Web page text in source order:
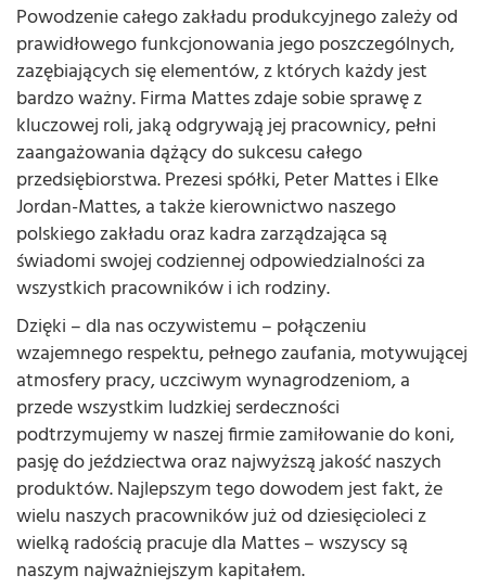
Powodzenie całego zakładu produkcyjnego zależy od
prawidłowego funkcjonowania jego poszczególnych,
zazębiających się elementów, z których każdy jest
bardzo ważny. Firma Mattes zdaje sobie sprawę z
kluczowej roli, jaką odgrywają jej pracownicy, pełni
zaangażowania dążący do sukcesu całego
przedsiębiorstwa. Prezesi spółki, Peter Mattes i Elke
Jordan-Mattes, a także kierownictwo naszego
polskiego zakładu oraz kadra zarządzająca są
świadomi swojej codziennej odpowiedzialności za
wszystkich pracowników i ich rodziny.
Dzięki – dla nas oczywistemu – połączeniu
wzajemnego respektu, pełnego zaufania, motywującej
atmosfery pracy, uczciwym wynagrodzeniom, a
przede wszystkim ludzkiej serdeczności
podtrzymujemy w naszej firmie zamiłowanie do koni,
pasję do jeździectwa oraz najwyższą jakość naszych
produktów. Najlepszym tego dowodem jest fakt, że
wielu naszych pracowników już od dziesięcioleci z
wielką radością pracuje dla Mattes – wszyscy są
naszym najważniejszym kapitałem.